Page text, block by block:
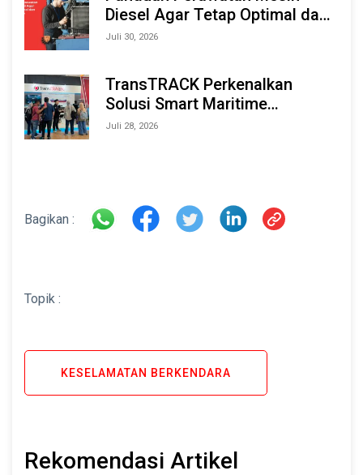
Diesel Agar Tetap Optimal dan
Tahan Lama
Juli 30, 2026
TransTRACK Perkenalkan
Solusi Smart Maritime
Monitoring Berbasis AI dan IoT
Juli 28, 2026
Bagikan :
Topik :
KESELAMATAN BERKENDARA
Rekomendasi Artikel